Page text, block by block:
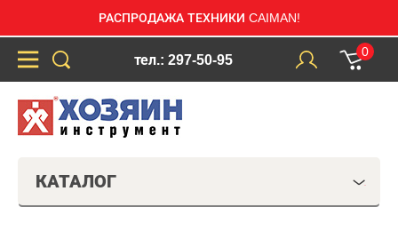
РАСПРОДАЖА ТЕХНИКИ CAIMAN!
тел.: 297-50-95
0
КАТАЛОГ